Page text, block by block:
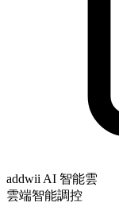
addwii AI 智能雲
雲端智能調控